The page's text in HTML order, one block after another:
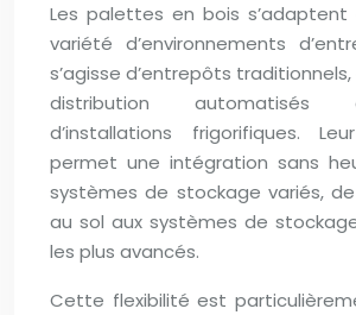
Les palettes en bois
variété d’environnements
s’agisse d’entrepôts
distribution
d’installations frigorifiques.
permet une intégration sans
systèmes de stockage variés,
au sol aux systèmes de
les plus avancés.
Cette flexibilité est